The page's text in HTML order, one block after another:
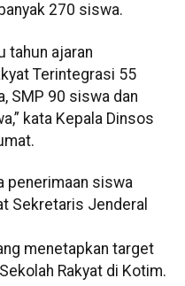
270 siswa.
tahun ajaran
Terintegrasi 55
SMP 90 siswa dan
kata Kepala Dinsos
penerimaan siswa
Sekretaris Jenderal
menetapkan target
Rakyat di Kotim.